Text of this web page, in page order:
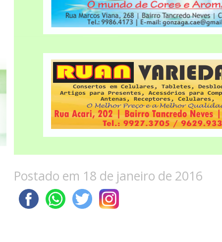
Postado em 18 de janeiro de 2016